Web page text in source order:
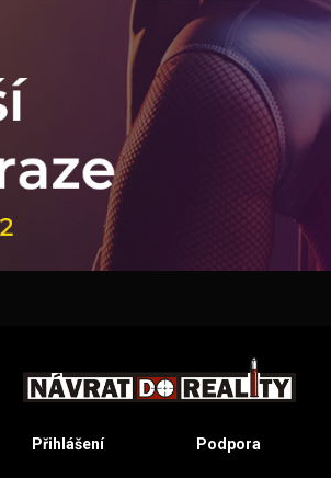
Přihlášení Podpora